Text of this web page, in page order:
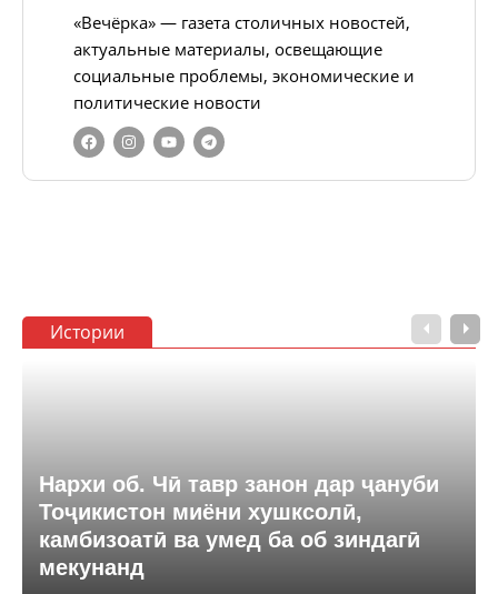
«Вечёрка» — газета столичных новостей,
актуальные материалы, освещающие
социальные проблемы, экономические и
политические новости
Истории
Нархи об. Чӣ тавр занон дар ҷануби
Тоҷикистон миёни хушксолӣ,
камбизоатӣ ва умед ба об зиндагӣ
мекунанд